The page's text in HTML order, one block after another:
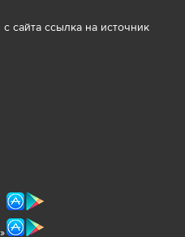
сайта ссылка на источник
»